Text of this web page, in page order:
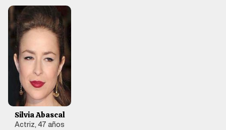
Silvia Abascal
Actriz, 47 años